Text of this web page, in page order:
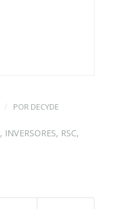
/ POR DECYDE
, INVERSORES, RSC,